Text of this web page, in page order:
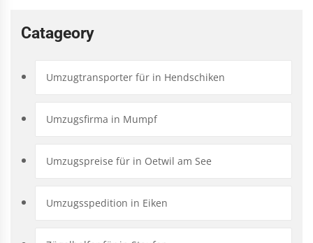
Catageory
Umzugtransporter für in Hendschiken
Umzugsfirma in Mumpf
Umzugspreise für in Oetwil am See
Umzugsspedition in Eiken